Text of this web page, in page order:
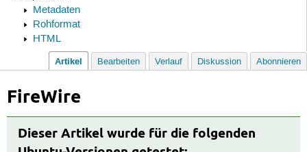
Metadaten
Rohformat
HTML
Artikel Bearbeiten Verlauf Diskussion Abonnieren
FireWire
Dieser Artikel wurde für die folgenden